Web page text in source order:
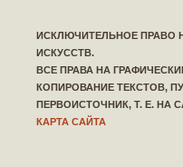
ИСКЛЮЧИТЕЛЬНОЕ ПРАВО
ИСКУССТВ.
ВСЕ ПРАВА НА
КОПИРОВАНИЕ ТЕКСТОВ,
ПЕРВОИСТОЧНИК, Т. Е. НА
КАРТА САЙТА